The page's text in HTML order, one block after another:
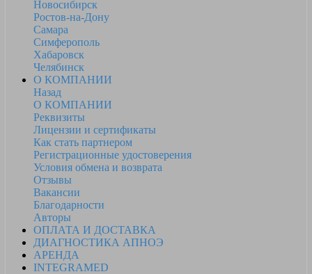
Новосибирск
Ростов-на-Дону
Самара
Симферополь
Хабаровск
Челябинск
О КОМПАНИИ
Назад
О КОМПАНИИ
Реквизиты
Лицензии и сертификаты
Как стать партнером
Регистрационные удостоверения
Условия обмена и возврата
Отзывы
Вакансии
Благодарности
Авторы
ОПЛАТА И ДОСТАВКА
ДИАГНОСТИКА АПНОЭ
АРЕНДА
INTEGRAMED